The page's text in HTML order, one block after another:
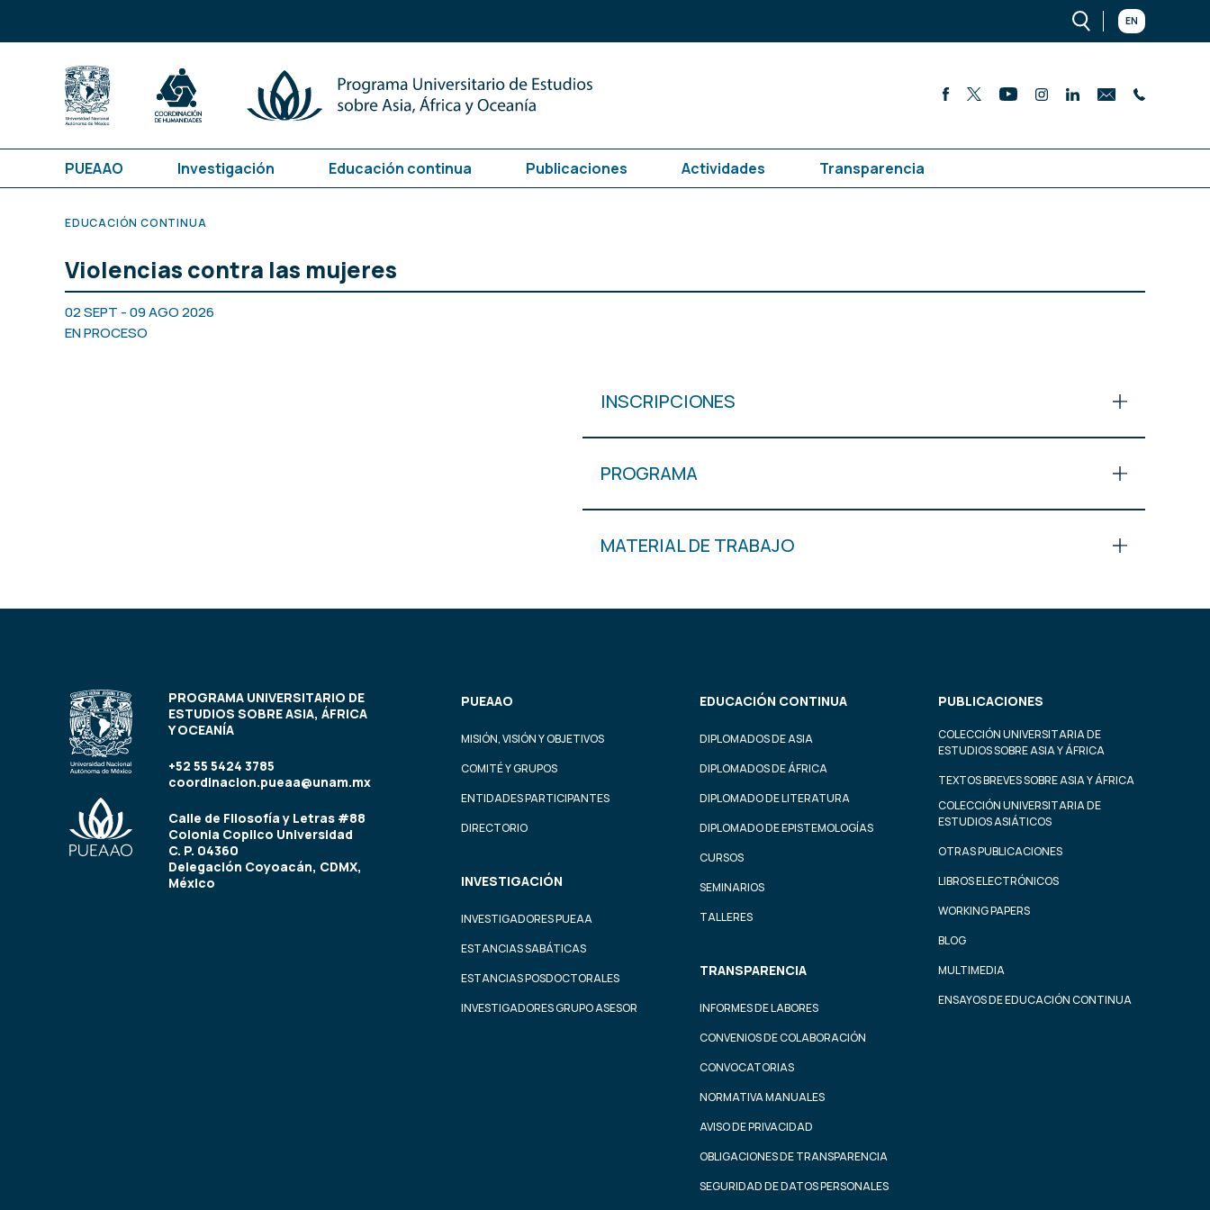
EN
PUEAAO Investigación Educación continua Publicaciones Actividades Transparencia
EDUCACIÓN CONTINUA
Violencias contra las mujeres
02 SEPT - 09 AGO 2026
EN PROCESO
INSCRIPCIONES
PROGRAMA
MATERIAL DE TRABAJO
PROGRAMA UNIVERSITARIO DE
ESTUDIOS SOBRE ASIA, ÁFRICA
Y OCEANÍA
+52 55 5424 3785
coordinacion.pueaa@unam.mx
Calle de Filosofía y Letras #88
Colonia Copilco Universidad
C. P. 04360
Delegación Coyoacán, CDMX,
México
PUEAAO
MISIÓN, VISIÓN Y OBJETIVOS
COMITÉ Y GRUPOS
ENTIDADES PARTICIPANTES
DIRECTORIO
INVESTIGACIÓN
INVESTIGADORES PUEAA
ESTANCIAS SABÁTICAS
ESTANCIAS POSDOCTORALES
INVESTIGADORES GRUPO ASESOR
EDUCACIÓN CONTINUA
DIPLOMADOS DE ASIA
DIPLOMADOS DE ÁFRICA
DIPLOMADO DE LITERATURA
DIPLOMADO DE EPISTEMOLOGÍAS
CURSOS
SEMINARIOS
TALLERES
TRANSPARENCIA
INFORMES DE LABORES
CONVENIOS DE COLABORACIÓN
CONVOCATORIAS
NORMATIVA MANUALES
AVISO DE PRIVACIDAD
OBLIGACIONES DE TRANSPARENCIA
SEGURIDAD DE DATOS PERSONALES
PUBLICACIONES
COLECCIÓN UNIVERSITARIA DE
ESTUDIOS SOBRE ASIA Y ÁFRICA
TEXTOS BREVES SOBRE ASIA Y ÁFRICA
COLECCIÓN UNIVERSITARIA DE
ESTUDIOS ASIÁTICOS
OTRAS PUBLICACIONES
LIBROS ELECTRÓNICOS
WORKING PAPERS
BLOG
MULTIMEDIA
ENSAYOS DE EDUCACIÓN CONTINUA